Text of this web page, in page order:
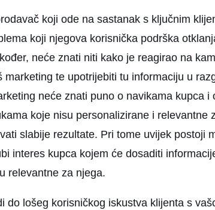
koji ode na sastanak s ključnim
koji njegova korisnička podrška
neće znati niti kako je reagirao na
marketing te upotrijebiti tu informaciju u
neće znati puno o navikama kupca i
koje nisu personalizirane i relevantne
slabije rezultate. Pri tome uvijek postoji
interes kupca kojem će dosaditi
relevantne za njega.
do lošeg korisničkog iskustva klijenta s